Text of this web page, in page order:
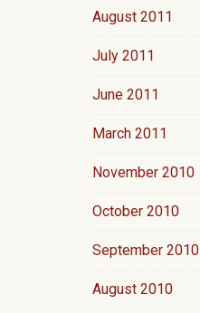
August 2011
July 2011
June 2011
March 2011
November 2010
October 2010
September 2010
August 2010